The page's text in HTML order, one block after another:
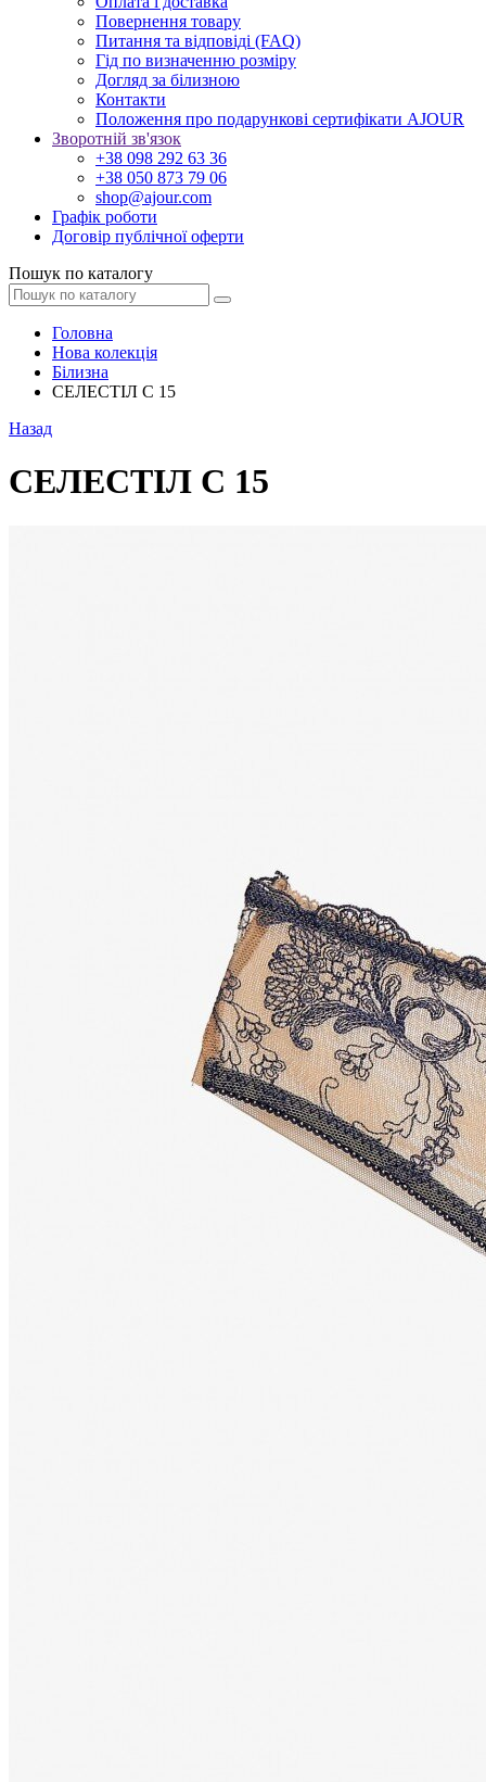
Повернення товару
Питання та відповіді (FAQ)
Гід по визначенню розміру
Догляд за білизною
Контакти
Положення про подарункові сертифікати AJOUR
Зворотній зв'язок
+38 098 292 63 36
+38 050 873 79 06
shop@ajour.com
Графік роботи
Договір публічної оферти
Пошук по каталогу
Головна
Нова колекція
Білизна
СЕЛЕСТІЛ С 15
Назад
СЕЛЕСТІЛ С 15